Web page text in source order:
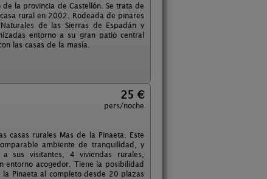
la provincia de Castellón. Se trata de
rural en 2002. Rodeada de pinares
de las Sierras de Espadán y
entorno a su gran patio central
las casas de la masía.
25 €
pers/noche
casas rurales Mas de la Pinaeta. Este
ambiente de tranquilidad, y
sus visitantes, 4 viviendas rurales,
entorno acogedor. Tiene la posibilidad
Pinaeta al completo desde 20 plazas